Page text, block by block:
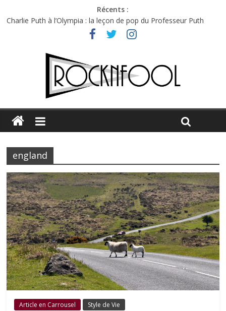
Récents :
Charlie Puth à l’Olympia : la leçon de pop du Professeur Puth
Festival Triptyque : un nouveau festival de musique indépendant
Hellfest 2026 vendredi : température et émotions en hausse
Hellfest 2026 jeudi : impossible de choisir entre chaleur et bonne
Première édition du Midgard Festival : entre bière, métal et
england
Article en Carrousel Style de Vie